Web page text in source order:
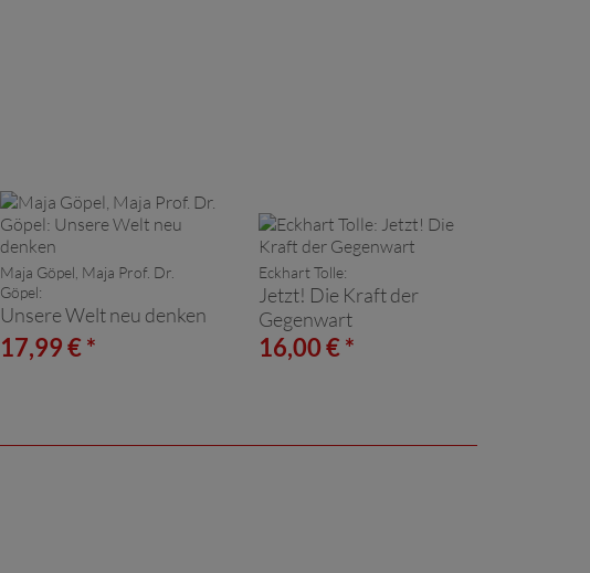
Maja Göpel, Maja Prof. Dr.
Göpel:
Unsere Welt neu denken
17,99 € *
Eckhart Tolle:
Jetzt! Die Kraft der
Gegenwart
16,00 € *